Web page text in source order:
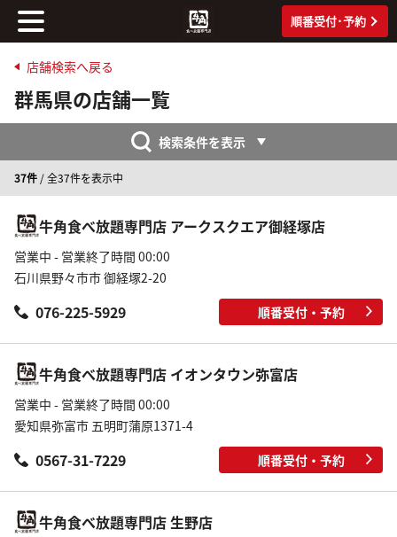
順番受付･予約
店舗検索へ戻る
群馬県の店舗一覧
検索条件を表示
37件 / 全37件を表示中
牛角食べ放題専門店 アークスクエア御経塚店
営業中 - 営業終了時間 00:00
石川県野々市市 御経塚2-20
076-225-5929 順番受付・予約
牛角食べ放題専門店 イオンタウン弥富店
営業中 - 営業終了時間 00:00
愛知県弥富市 五明町蒲原1371-4
0567-31-7229 順番受付・予約
牛角食べ放題専門店 生野店